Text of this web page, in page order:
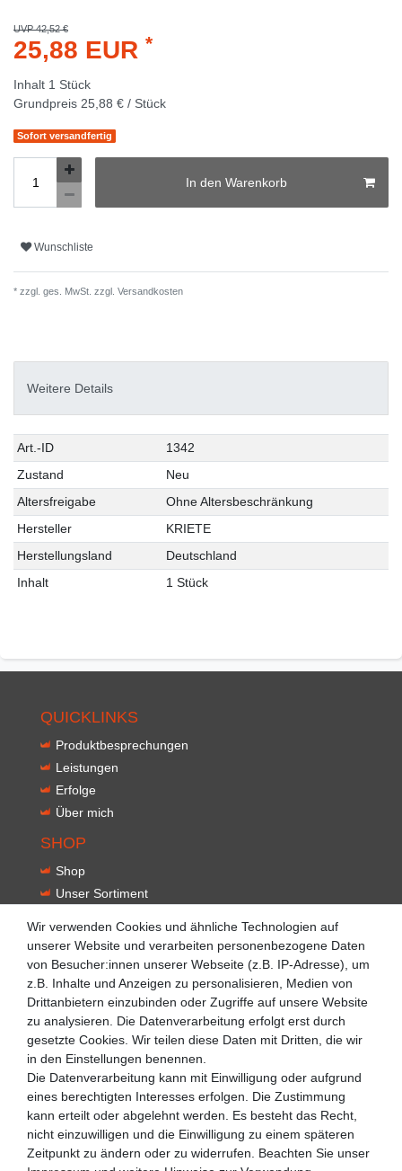
UVP 42,52 €
25,88 EUR *
Inhalt 1 Stück
Grundpreis 25,88 € / Stück
Sofort versandfertig
In den Warenkorb
Wunschliste
* zzgl. ges. MwSt. zzgl. Versandkosten
Weitere Details
Technisches
Merkmal
Wert
Art.-ID
1342
Zustand
Neu
Altersfreigabe
Ohne Altersbeschränkung
Hersteller
KRIETE
Herstellungsland
Deutschland
Inhalt
1 Stück
QUICKLINKS
Produktbesprechungen
Leistungen
Erfolge
Über mich
SHOP
Shop
Unser Sortiment
Kontakt
NEWSLETTER
VORNAME NACHNAME
Hiermit bestätige ich, dass ich dieDaten­schutz­erklärung
gelesen habe. Meine Einwilligung kann ich jederzeit
Abonnieren
Wir verwenden Cookies und ähnliche Technologien auf
unserer Website und verarbeiten personenbezogene Daten
von Besucher:innen unserer Webseite (z.B. IP-Adresse), um
z.B. Inhalte und Anzeigen zu personalisieren, Medien von
Drittanbietern einzubinden oder Zugriffe auf unsere Website
zu analysieren. Die Datenverarbeitung erfolgt erst durch
gesetzte Cookies. Wir teilen diese Daten mit Dritten, die wir
in den Einstellungen benennen.
Die Datenverarbeitung kann mit Einwilligung oder aufgrund
eines berechtigten Interesses erfolgen. Die Zustimmung
kann erteilt oder abgelehnt werden. Es besteht das Recht,
nicht einzuwilligen und die Einwilligung zu einem späteren
Zeitpunkt zu ändern oder zu widerrufen. Beachten Sie unser